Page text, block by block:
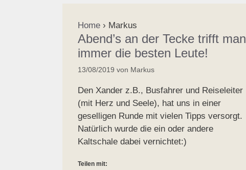
Home › Markus
Abend’s an der Tecke trifft man
immer die besten Leute!
13/08/2019 von Markus
Den Xander z.B., Busfahrer und Reiseleiter
(mit Herz und Seele), hat uns in einer
geselligen Runde mit vielen Tipps versorgt.
Natürlich wurde die ein oder andere
Kaltschale dabei vernichtet:)
Teilen mit: